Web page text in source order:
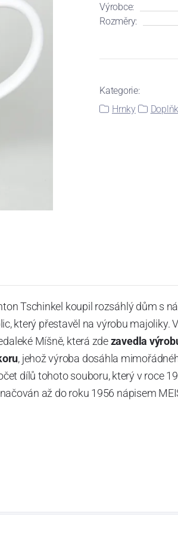
Výrobce:
Rozměry:
Kategorie:
Hrnky
Tschinkel koupil rozsáhlý dům s
který přestavěl na výrobu majoliky.
Míšně, která zdezavedla
, jehož výroba dosáhla
dílů tohoto souboru, který v roce
až do roku 1956 nápisem